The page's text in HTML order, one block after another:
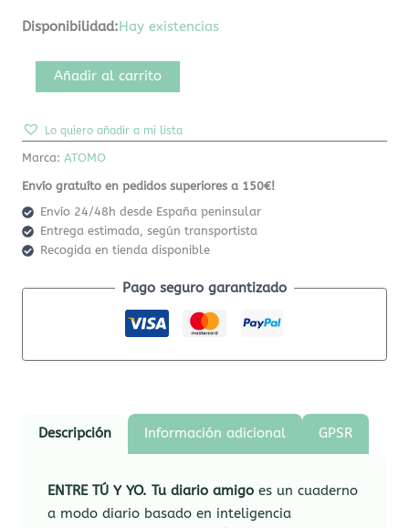
Disponibilidad:Hay existencias
Añadir al carrito
Lo quiero añadir a mi lista
Marca: ATOMO
Envío gratuíto en pedidos superiores a 150€!
Envío 24/48h desde España peninsular
Entrega estimada, según transportista
Recogida en tienda disponible
Pago seguro garantizado
Descripción Información adicional GPSR
ENTRE TÚ Y YO. Tu diario amigoes un cuaderno
a modo diario basado en inteligencia